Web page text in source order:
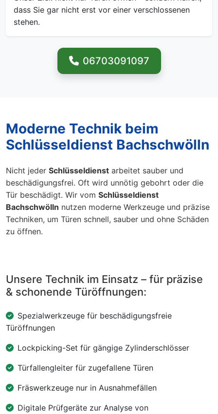
dass Sie gar nicht erst vor einer verschlossenen
stehen.
06703091097
Moderne Technik beim
Schlüsseldienst Bachschwölln
Nicht jeder Schlüsseldienst arbeitet sauber und
beschädigungsfrei. Oft wird unnötig gebohrt oder die
Tür beschädigt. Wir vom Schlüsseldienst
Bachschwölln nutzen moderne Werkzeuge und präzise
Techniken, um Türen schnell, sauber und ohne Schäden
zu öffnen.
Unsere Technik im Einsatz – für präzise
& schonende Türöffnungen:
Spezialwerkzeuge für beschädigungsfreie
Türöffnungen
Lockpicking-Set für gängige Zylinderschlösser
Türfallengleiter für zugefallene Türen
Fräswerkzeuge nur in Ausnahmefällen
Digitale Prüfgeräte zur Analyse von